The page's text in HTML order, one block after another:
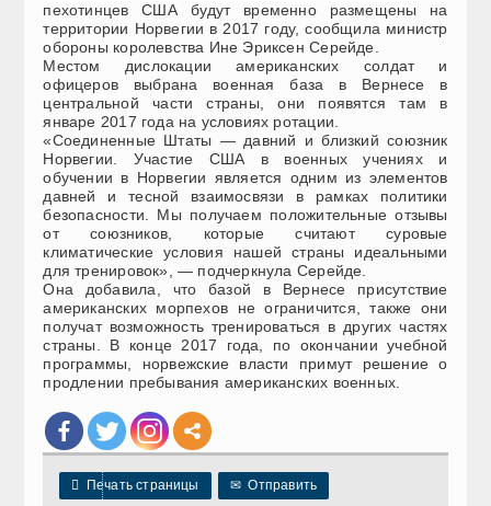
пехотинцев США будут временно размещены на
территории Норвегии в 2017 году, сообщила министр
обороны королевства Ине Эриксен Серейде.
Местом дислокации американских солдат и
офицеров выбрана военная база в Вернесе в
центральной части страны, они появятся там в
январе 2017 года на условиях ротации.
«Соединенные Штаты — давний и близкий союзник
Норвегии. Участие США в военных учениях и
обучении в Норвегии является одним из элементов
давней и тесной взаимосвязи в рамках политики
безопасности. Мы получаем положительные отзывы
от союзников, которые считают суровые
климатические условия нашей страны идеальными
для тренировок», — подчеркнула Серейде.
Она добавила, что базой в Вернесе присутствие
американских морпехов не ограничится, также они
получат возможность тренироваться в других частях
страны. В конце 2017 года, по окончании учебной
программы, норвежские власти примут решение о
продлении пребывания американских военных.
 Печать страницы ✉ Отправить